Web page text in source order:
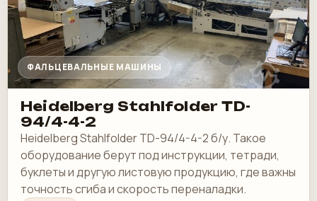
ФАЛЬЦЕВАЛЬНЫЕ МАШИНЫ
Heidelberg Stahlfolder TD-
94/4-4-2
Heidelberg Stahlfolder TD-94/4-4-2 б/у. Такое
оборудование берут под инструкции, тетради,
буклеты и другую листовую продукцию, где важны
точность сгиба и скорость переналадки.